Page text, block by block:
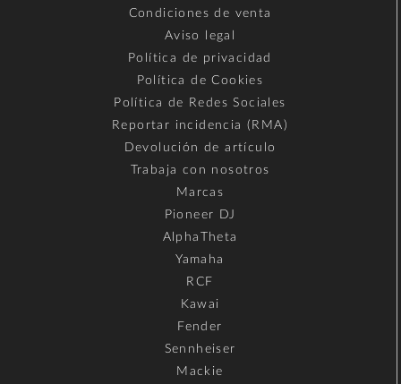
Condiciones de venta
Aviso legal
Política de privacidad
Política de Cookies
Política de Redes Sociales
Reportar incidencia (RMA)
Devolución de artículo
Trabaja con nosotros
Marcas
Pioneer DJ
AlphaTheta
Yamaha
RCF
Kawai
Fender
Sennheiser
Mackie